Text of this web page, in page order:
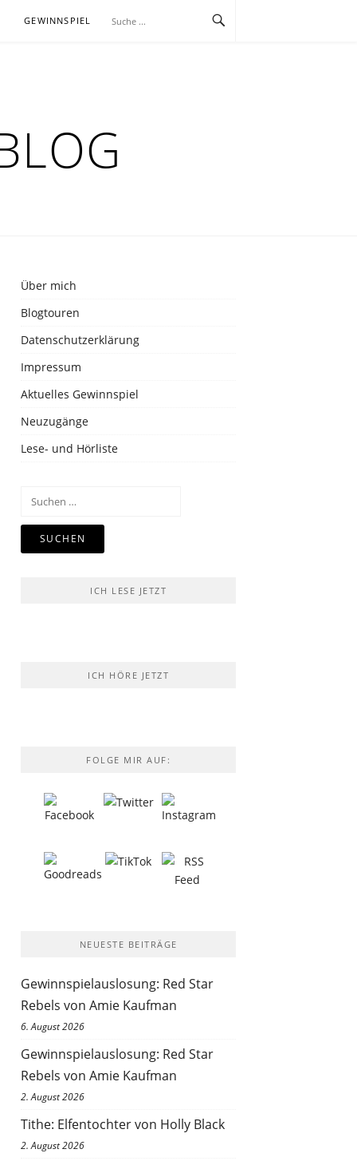
GEWINNSPIEL
Über mich
Blogtouren
Datenschutzerklärung
Impressum
Aktuelles Gewinnspiel
Neuzugänge
Lese- und Hörliste
Suchen
ICH LESE JETZT
ICH HÖRE JETZT
FOLGE MIR AUF:
NEUESTE BEITRÄGE
Gewinnspielauslosung: Red Star
Rebels von Amie Kaufman
6. August 2026
Gewinnspielauslosung: Red Star
Rebels von Amie Kaufman
2. August 2026
Tithe: Elfentochter von Holly Black
2. August 2026